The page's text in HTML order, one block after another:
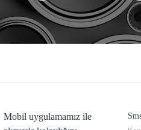
Mobil uygulamamız ile